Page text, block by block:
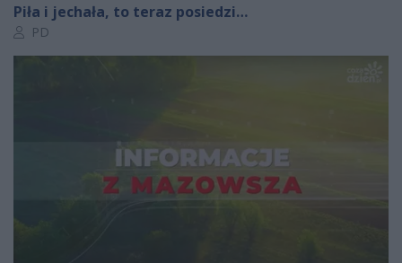
Piła i jechała, to teraz posiedzi…
Autor artykułu:
PD